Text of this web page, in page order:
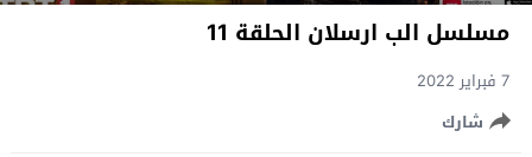
مسلسل الب ارسلان الحلقة 11
7 فبراير 2022
شارك